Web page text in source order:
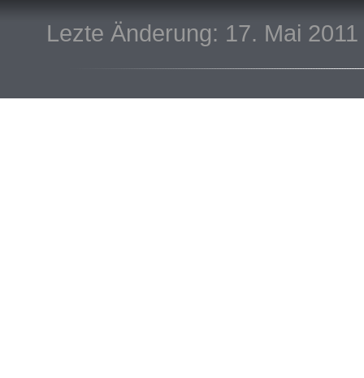
Lezte Änderung: 17. Mai